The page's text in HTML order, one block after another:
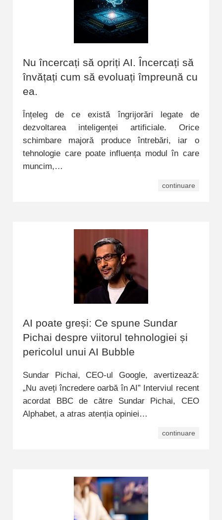
Nu încercați să opriți AI. Încercați să
învățați cum să evoluați împreună cu
ea.
Înțeleg de ce există îngrijorări legate de
dezvoltarea inteligenței artificiale. Orice
schimbare majoră produce întrebări, iar o
tehnologie care poate influența modul în care
muncim,…
continuare
AI poate greși: Ce spune Sundar
Pichai despre viitorul tehnologiei și
pericolul unui AI Bubble
Sundar Pichai, CEO-ul Google, avertizează:
„Nu aveți încredere oarbă în AI” Interviul recent
acordat BBC de către Sundar Pichai, CEO
Alphabet, a atras atenția opiniei…
continuare